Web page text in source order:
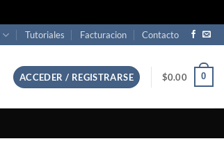
Tutoriales Facturacion Contacto
ACCEDER / REGISTRARSE $0.00 0